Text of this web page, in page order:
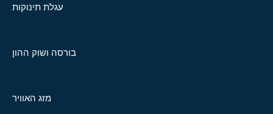
עגלת תינוקות
בורסה ושוק ההון
מזג האוויר